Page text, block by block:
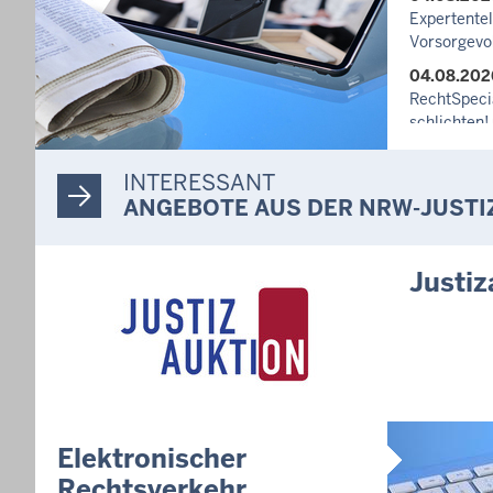
schlichten!
häusliche
Justiz der
Minister
INTERESSANT
ANGEBOTE AUS DER NRW-
Elektronischer